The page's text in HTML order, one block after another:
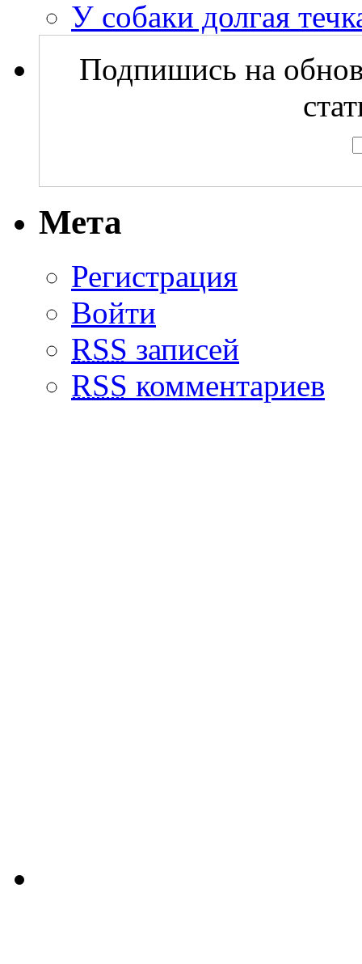
У собаки долгая
Подпишись на
Мета
Регистрация
Войти
RSS записей
RSS комментариев